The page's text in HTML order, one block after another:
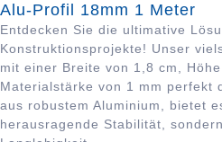
Alu-Profil 18mm 1 Meter
Entdecken Sie die ultimative
Konstruktionsprojekte! Unser
mit einer Breite von 1,8 cm,
Materialstärke von 1 mm perfekt
aus robustem Aluminium, bietet
herausragende Stabilität,